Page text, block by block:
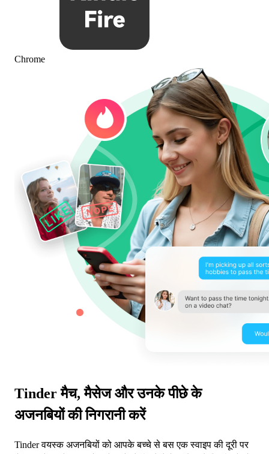
Chrome
Tinder मैच, मैसेज और उनके पीछे के
अजनबियों की निगरानी करें
Tinder वयस्क अजनबियों को आपके बच्चे से बस एक स्वाइप की दूरी पर